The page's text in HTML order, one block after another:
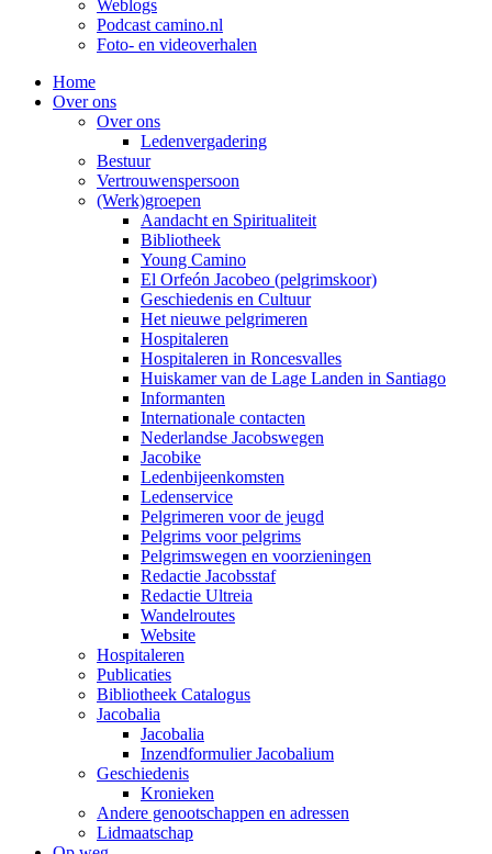
Weblogs
Podcast camino.nl
Foto- en videoverhalen
Home
Over ons
Over ons
Ledenvergadering
Bestuur
Vertrouwenspersoon
(Werk)groepen
Aandacht en Spiritualiteit
Bibliotheek
Young Camino
El Orfeón Jacobeo (pelgrimskoor)
Geschiedenis en Cultuur
Het nieuwe pelgrimeren
Hospitaleren
Hospitaleren in Roncesvalles
Huiskamer van de Lage Landen in Santiago
Informanten
Internationale contacten
Nederlandse Jacobswegen
Jacobike
Ledenbijeenkomsten
Ledenservice
Pelgrimeren voor de jeugd
Pelgrims voor pelgrims
Pelgrimswegen en voorzieningen
Redactie Jacobsstaf
Redactie Ultreia
Wandelroutes
Website
Hospitaleren
Publicaties
Bibliotheek Catalogus
Jacobalia
Jacobalia
Inzendformulier Jacobalium
Geschiedenis
Kronieken
Andere genootschappen en adressen
Lidmaatschap